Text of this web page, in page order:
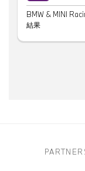
BMW & MINI
結果